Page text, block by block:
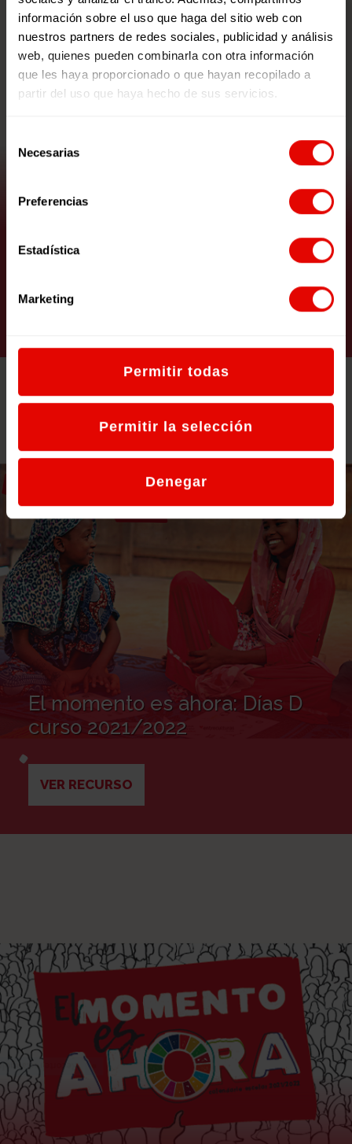
información sobre el uso que haga del sitio web con
nuestros partners de redes sociales, publicidad y análisis
web, quienes pueden combinarla con otra información
que les haya proporcionado o que hayan recopilado a
partir del uso que haya hecho de sus servicios.
Necesarias
Preferencias
Estadística
Marketing
Permitir todas
Permitir la selección
Denegar
Didáctica
VER RECURSO
El momento es ahora: Días D
curso 2021/2022
VER RECURSO